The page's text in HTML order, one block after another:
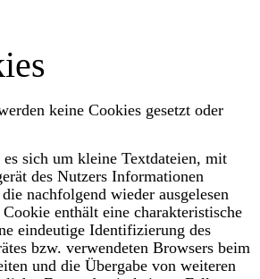
keine Cookies gesetzt oder
sich um kleine Textdateien, mit
des Nutzers Informationen
nachfolgend wieder ausgelesen
enthält eine charakteristische
eindeutige Identifizierung des
bzw. verwendeten Browsers beim
und die Übergabe von weiteren